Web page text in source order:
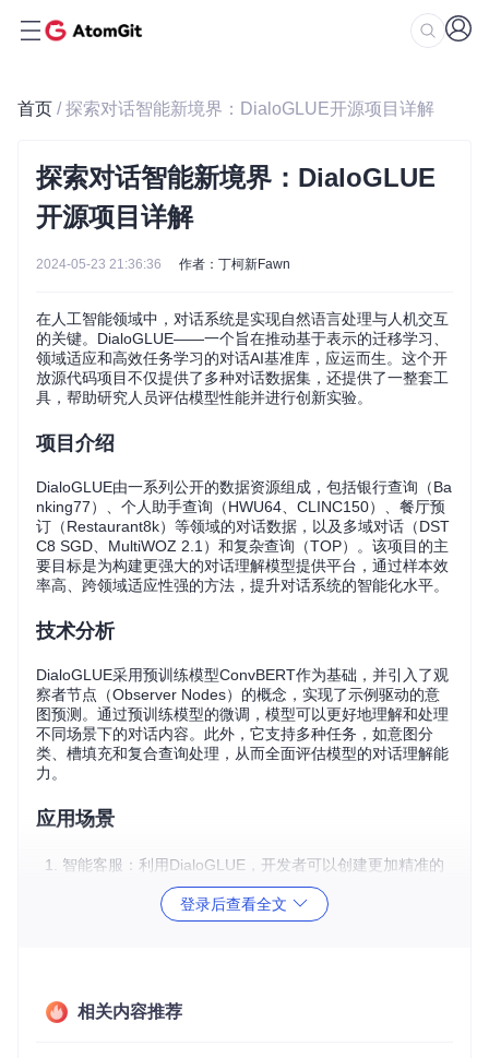
首页 / 探索对话智能新境界：DialoGLUE开源项目详解
探索对话智能新境界：DialoGLUE
开源项目详解
2024-05-23 21:36:36 作者：丁柯新Fawn
在人工智能领域中，对话系统是实现自然语言处理与人机交互
的关键。DialoGLUE——一个旨在推动基于表示的迁移学习、
领域适应和高效任务学习的对话AI基准库，应运而生。这个开
放源代码项目不仅提供了多种对话数据集，还提供了一整套工
具，帮助研究人员评估模型性能并进行创新实验。
项目介绍
DialoGLUE由一系列公开的数据资源组成，包括银行查询（Ba
nking77）、个人助手查询（HWU64、CLINC150）、餐厅预
订（Restaurant8k）等领域的对话数据，以及多域对话（DST
C8 SGD、MultiWOZ 2.1）和复杂查询（TOP）。该项目的主
要目标是为构建更强大的对话理解模型提供平台，通过样本效
率高、跨领域适应性强的方法，提升对话系统的智能化水平。
技术分析
DialoGLUE采用预训练模型ConvBERT作为基础，并引入了观
察者节点（Observer Nodes）的概念，实现了示例驱动的意
图预测。通过预训练模型的微调，模型可以更好地理解和处理
不同场景下的对话内容。此外，它支持多种任务，如意图分
类、槽填充和复合查询处理，从而全面评估模型的对话理解能
力。
应用场景
智能客服：利用DialoGLUE，开发者可以创建更加精准的
在线客服系统，能够准确理解用户需求，提供有效解决方
于构建更灵活的对话系统，适应不同情境的切换。
登录后查看全文
相关内容推荐